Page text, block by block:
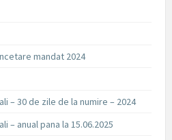
mandat 2024
– 30 de zile de la numire – 2024
– anual pana la 15.06.2025